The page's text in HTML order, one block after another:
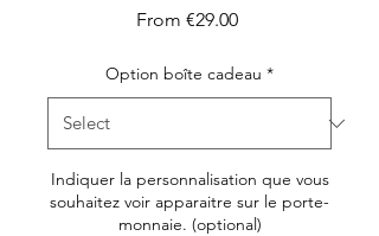
From €29.00Sale
Option boîte cadeau *
Indiquer la personnalisation que vous
souhaitez voir apparaitre sur le porte-
monnaie. (optional)